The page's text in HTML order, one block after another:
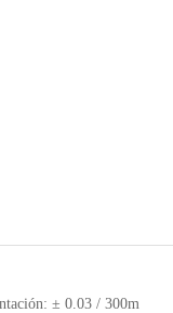
± 0.03 / 300m